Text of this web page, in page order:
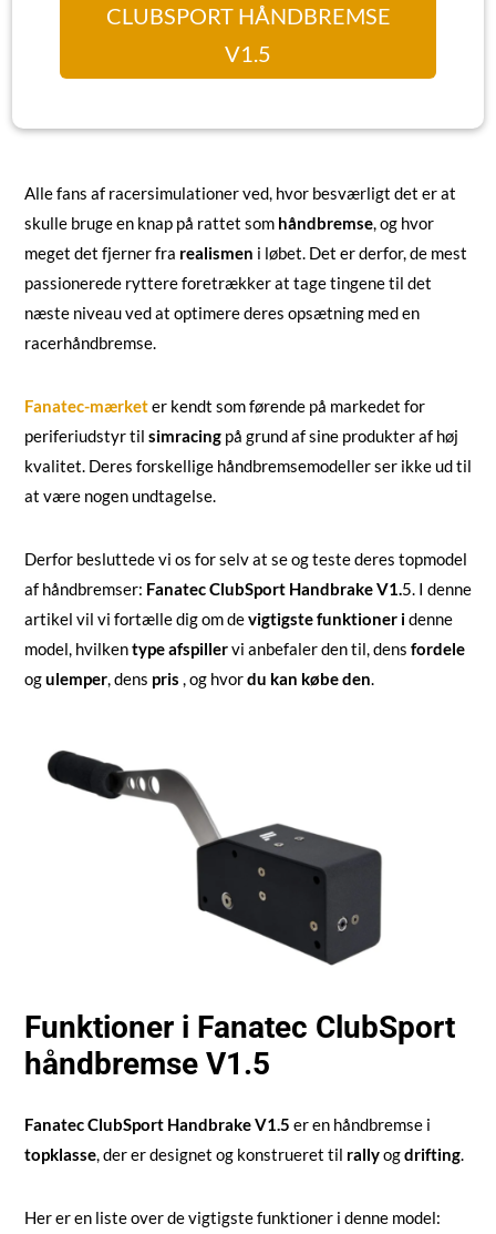
CLUBSPORT HÅNDBREMSE
V1.5
Alle fans af racersimulationer ved, hvor besværligt det er at
skulle bruge en knap på rattet som håndbremse, og hvor
meget det fjerner fra realismen i løbet. Det er derfor, de mest
passionerede ryttere foretrækker at tage tingene til det
næste niveau ved at optimere deres opsætning med en
racerhåndbremse.
Fanatec-mærketer kendt som førende på markedet for
periferiudstyr til simracingpå grund af sine produkter af høj
kvalitet. Deres forskellige håndbremsemodeller ser ikke ud til
at være nogen undtagelse.
Derfor besluttede vi os for selv at se og teste deres topmodel
af håndbremser: Fanatec ClubSport Handbrake V1.5. I denne
artikel vil vi fortælle dig om devigtigste funktioner idenne
model, hvilkentype afspillervi anbefaler den til, dens fordele
ogulemper, dens pris , og hvordu kan købe den.
Funktioner i Fanatec ClubSport
håndbremse V1.5
Fanatec ClubSport Handbrake V1.5 er en håndbremse i
topklasse, der er designet og konstrueret til rallyogdrifting.
Her er en liste over de vigtigste funktioner i denne model: